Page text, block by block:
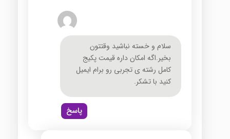
سلام و خسته نباشید وقتتون
بخیر.اگه امکان داره قیمت پکیج
کامل رشته ی تجربی رو برام ایمیل
کنید با تشکر.
پاسخ